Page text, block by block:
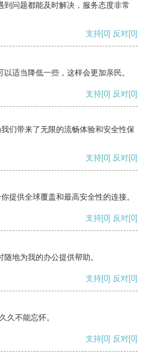
到问题都能及时解决，服务态度非常
支持[0] 反对[0]
适当降低一些，这样会更加亲民。
支持[0] 反对[0]
们带来了无限的流畅体验和安全性保
支持[0] 反对[0]
提供全球覆盖和最高安全性的连接。
支持[0] 反对[0]
地为我的办公提供帮助。
支持[0] 反对[0]
久不能忘怀。
支持[0] 反对[0]